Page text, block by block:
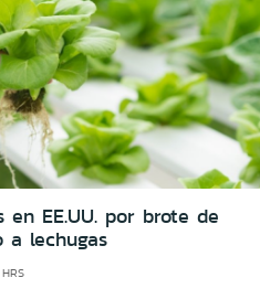
EE.UU. por brote de
a lechugas